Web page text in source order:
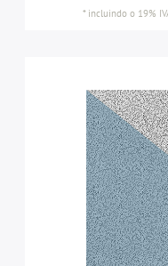
* incluindo o 19%